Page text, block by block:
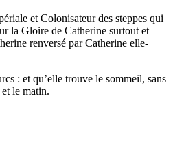
et Colonisateur des steppes qui
la Gloire de Catherine surtout et
renversé par Catherine elle-
: et qu’elle trouve le sommeil, sans
le matin.